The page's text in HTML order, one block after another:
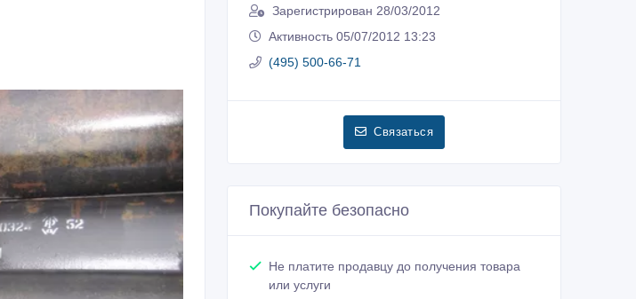
Зарегистрирован 28/03/2012
Активность 05/07/2012 13:23
(495) 500-66-71
Связаться
Покупайте безопасно
Не платите продавцу до получения товара
или услуги